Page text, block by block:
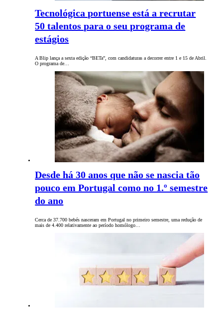
Tecnológica portuense está a recrutar
50 talentos para o seu programa de
estágios
A Blip lança a sexta edição “BETa”, com candidaturas a decorrer entre 1 e 15 de Abril.
O programa de…
Desde há 30 anos que não se nascia tão
pouco em Portugal como no 1.º semestre
do ano
Cerca de 37.700 bebés nasceram em Portugal no primeiro semestre, uma redução de
mais de 4.400 relativamente ao período homólogo…